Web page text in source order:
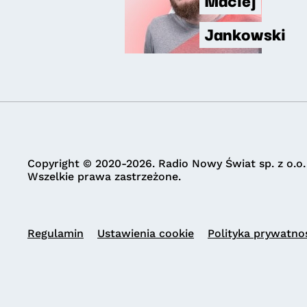
Jankowski
Copyright © 2020-2026. Radio Nowy Świat sp. z o.o.
Wszelkie prawa zastrzeżone.
Regulamin Ustawienia cookie Polityka